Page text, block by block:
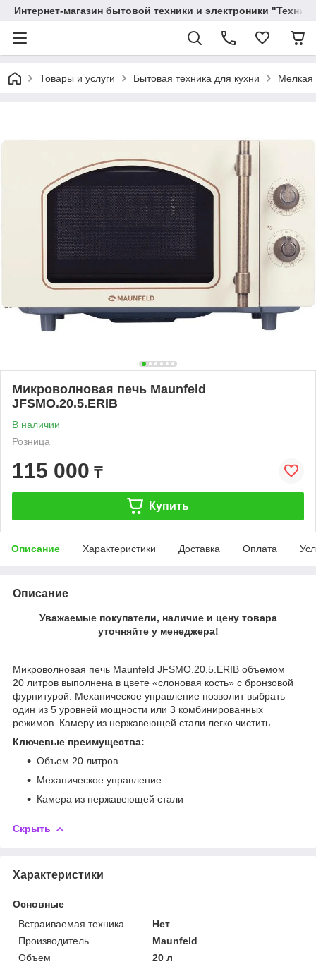
Интернет-магазин бытовой техники и электроники
Товары и услуги Бытовая техника для кухни Мелкая
Микроволновая печь Maunfeld
JFSMO.20.5.ERIB
В наличии
Розница
115 000 ₸
Купить
Описание Характеристики Доставка Оплата
Описание
Уважаемые покупатели, наличие и цену товара
уточняйте у менеджера!
Микроволновая печь Maunfeld JFSMO.20.5.ERIB объемом
20 литров выполнена в цвете «слоновая кость» с бронзовой
фурнитурой. Механическое управление позволит выбрать
один из 5 уровней мощности или 3 комбинированных
режимов. Камеру из нержавеющей стали легко чистить.
Ключевые преимущества:
Объем 20 литров
Механическое управление
Камера из нержавеющей стали
Скрыть
Характеристики
Основные
Встраиваемая техника
Нет
Производитель
Maunfeld
Объем
20 л